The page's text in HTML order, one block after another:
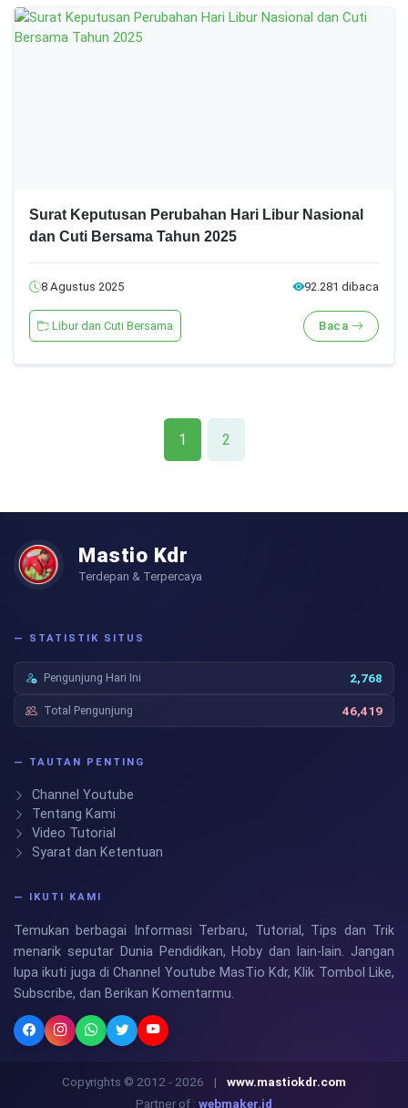
Surat Keputusan Perubahan Hari Libur Nasional
dan Cuti Bersama Tahun 2025
8 Agustus 2025 92.281 dibaca
Libur dan Cuti Bersama Baca
1 2
Mastio Kdr
Terdepan & Terpercaya
— STATISTIK SITUS
Pengunjung Hari Ini 2,768
Total Pengunjung 46,419
— TAUTAN PENTING
Channel Youtube
Tentang Kami
Video Tutorial
Syarat dan Ketentuan
— IKUTI KAMI
Temukan berbagai Informasi Terbaru, Tutorial, Tips dan Trik
menarik seputar Dunia Pendidikan, Hoby dan lain-lain. Jangan
lupa ikuti juga di Channel Youtube MasTio Kdr, Klik Tombol Like,
Subscribe, dan Berikan Komentarmu.
Copyrights © 2012 - 2026 |
www.mastiokdr.com
Partner of : webmaker.id